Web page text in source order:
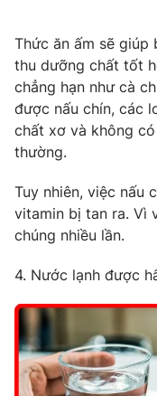
® Cấm sao chép dưới
thuận bằng văn bản.
thông tin từ website
Thức ăn ấm sẽ giúp
thu dưỡng chất tốt
chẳng hạn như cà
được nấu chín, các
chất xơ và không
thường.
Tuy nhiên, việc nấu
vitamin bị tan ra. Vì
chúng nhiều lần.
4. Nước lạnh được